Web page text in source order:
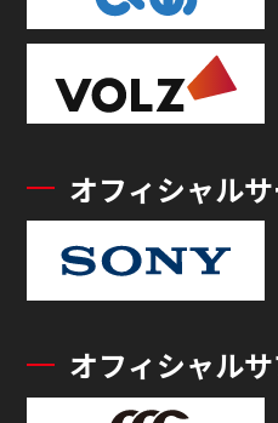
オフィシャル
オフィシャル